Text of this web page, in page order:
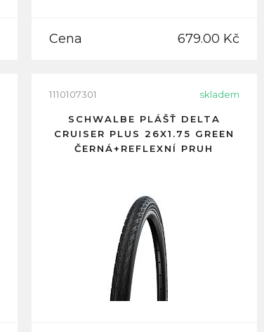
Cena 679.00 Kč
1110107301 skladem
SCHWALBE PLÁŠŤ DELTA
CRUISER PLUS 26X1.75 GREEN
ČERNÁ+REFLEXNÍ PRUH